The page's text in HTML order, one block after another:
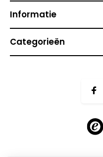
Informatie
Categorieën